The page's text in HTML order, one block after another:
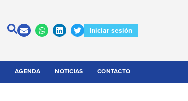
Iniciar sesión
AGENDA NOTICIAS CONTACTO